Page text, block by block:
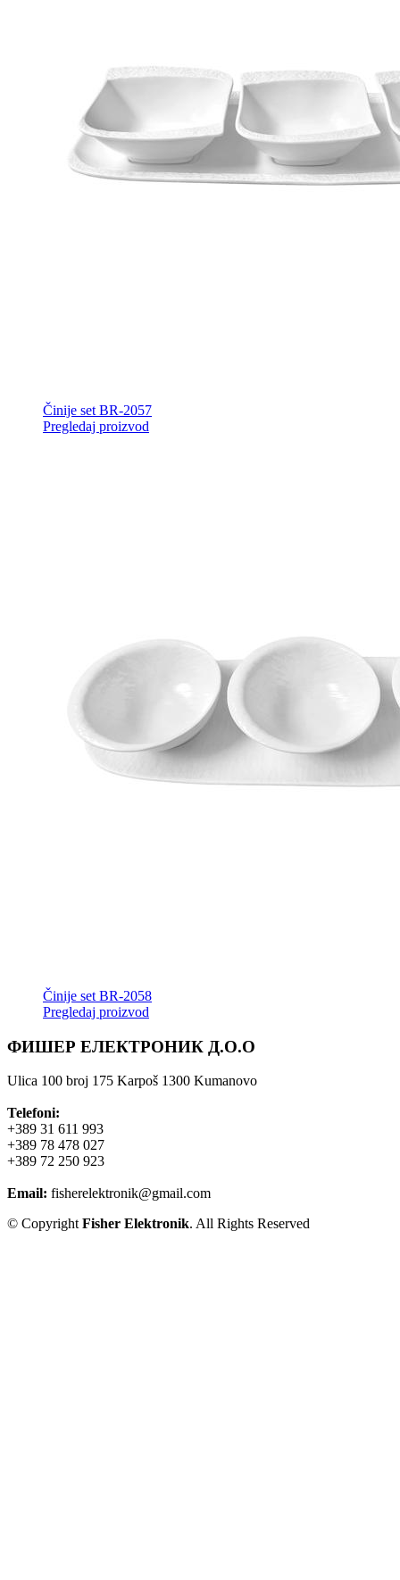
Činije set BR-2057
Pregledaj proizvod
Činije set BR-2058
Pregledaj proizvod
ФИШЕР ЕЛЕКТРОНИК Д.О.О
Ulica 100 broj 175 Karpoš 1300 Kumanovo
Telefoni:
+389 31 611 993
+389 78 478 027
+389 72 250 923
Email: fisherelektronik@gmail.com
© CopyrightFisher Elektronik. All Rights Reserved